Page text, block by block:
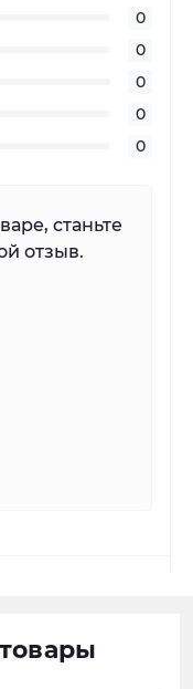
0
0
0
0
0
станьте
отзыв.